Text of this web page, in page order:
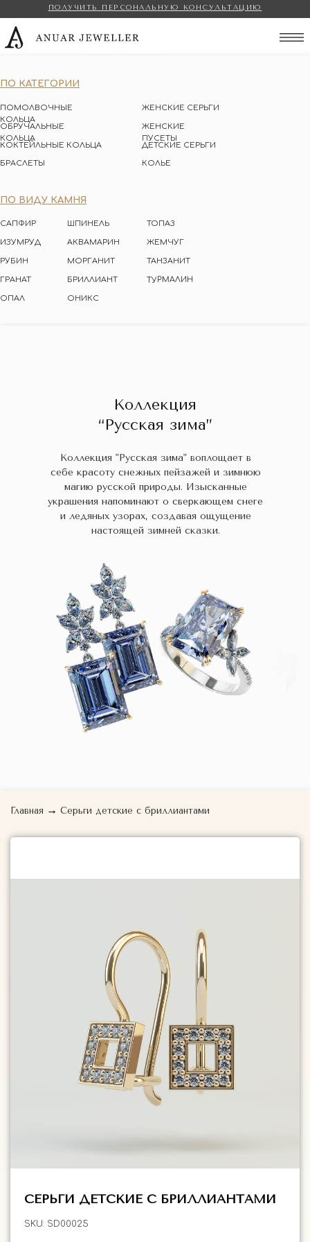
ПОЛУЧИТЬ ПЕРСОНАЛЬНУЮ КОНСУЛЬТАЦИЮ
ПО КАТЕГОРИИ
ПОМОЛВОЧНЫЕ
КОЛЬЦА
ОБРУЧАЛЬНЫЕ
КОЛЬЦА
ЖЕНСКИЕ СЕРЬГИ
КОКТЕЙЛЬНЫЕ КОЛЬЦА
ЖЕНСКИЕ
ПУСЕТЫ
ДЕТСКИЕ СЕРЬГИ
БРАСЛЕТЫ
КОЛЬЕ
ПО ВИДУ КАМНЯ
САПФИР
ИЗУМРУД
ШПИНЕЛЬ
РУБИН
АКВАМАРИН
МОРГАНИТ
ГРАНАТ БРИЛЛИАНТ
ТОПАЗ
ЖЕМЧУГ
ТУРМАЛИН
ТАНЗАНИТ
ОНИКС
ОПАЛ
Коллекция
“Русская зима”
Коллекция "Русская зима" воплощает в
себе красоту снежных пейзажей и зимнюю
магию русской природы. Изысканные
украшения напоминают о сверкающем снеге
и ледяных узорах, создавая ощущение
настоящей зимней сказки.
Главная → Серьги детские с бриллиантами
СЕРЬГИ ДЕТСКИЕ С БРИЛЛИАНТАМИ
SKU: SD00025